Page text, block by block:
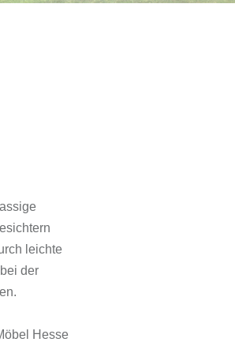
leichte
der
Hesse